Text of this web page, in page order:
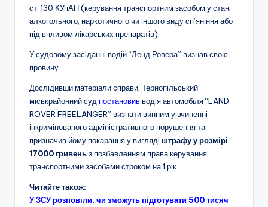
ст. 130 КУпАП (керування транспортним засобом у стані
алкогольного, наркотичного чи іншого виду сп’яніння або
під впливом лікарських препаратів).
У судовому засіданні водій “Ленд Ровера” визнав свою
провину.
Дослідивши матеріали справи, Тернопільський
міськрайонний суд постановивводія автомобіля “LAND
ROVER FREELANGER” визнати винним у вчиненні
інкримінованого адміністративного порушення та
призначив йому покарання у вигляді штрафу у розмірі
17000 гривеньз позбавленням права керування
транспортними засобами строком на 1 рік.
Читайте також:
У ЗСУ розповіли, чи зможуть підготувати 500 тисяч